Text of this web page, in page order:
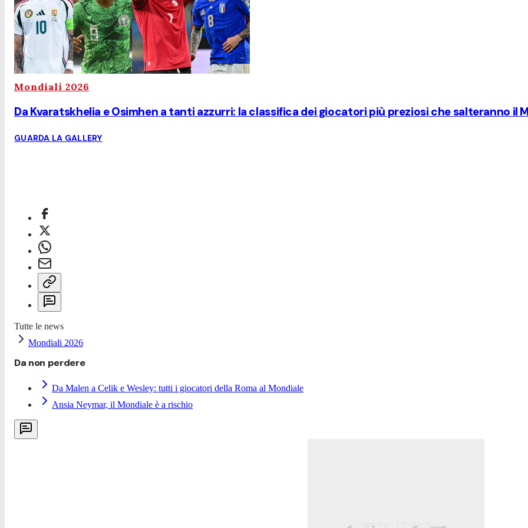
Mondiali 2026
Da Kvaratskhelia e Osimhen a tanti azzurri: la classifica dei giocatori più preziosi che salteranno il
GUARDA LA GALLERY
Tutte le news
Mondiali 2026
Da non perdere
Da Malen a Celik e Wesley: tutti i giocatori della Roma al Mondiale
Ansia Neymar, il Mondiale è a rischio